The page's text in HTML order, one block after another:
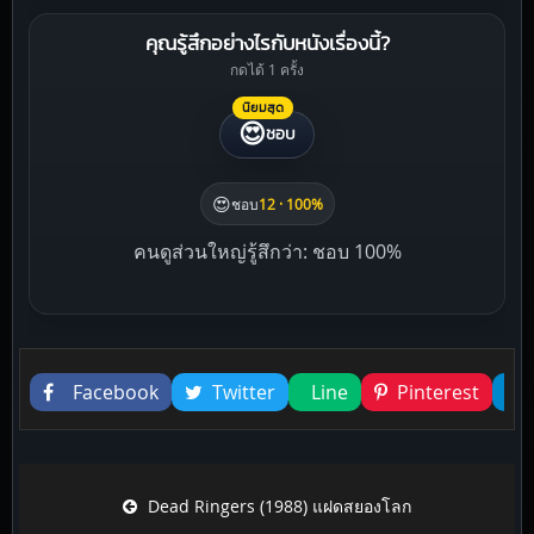
คุณรู้สึกอย่างไรกับหนังเรื่องนี้?
กดได้ 1 ครั้ง
นิยมสุด
😍ชอบ
😍ชอบ12 · 100%
คนดูส่วนใหญ่รู้สึกว่า: ชอบ 100%
Liked this
Facebook
Twitter Line Pinterest
Post navigationDead Ringers (1988) แฝดสยองโลก